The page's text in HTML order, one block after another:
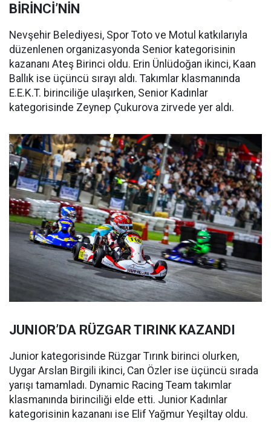
BİRİNCİ’NİN
Nevşehir Belediyesi, Spor Toto ve Motul katkılarıyla
düzenlenen organizasyonda Senior kategorisinin
kazananı Ateş Birinci oldu. Erin Ünlüdoğan ikinci, Kaan
Ballık ise üçüncü sırayı aldı. Takımlar klasmanında
E.E.K.T. birinciliğe ulaşırken, Senior Kadınlar
kategorisinde Zeynep Çukurova zirvede yer aldı.
JUNIOR’DA RÜZGAR TIRINK KAZANDI
Junior kategorisinde Rüzgar Tırınk birinci olurken,
Uygar Arslan Birgili ikinci, Can Özler ise üçüncü sırada
yarışı tamamladı. Dynamic Racing Team takımlar
klasmanında birinciliği elde etti. Junior Kadınlar
kategorisinin kazananı ise Elif Yağmur Yeşiltay oldu.